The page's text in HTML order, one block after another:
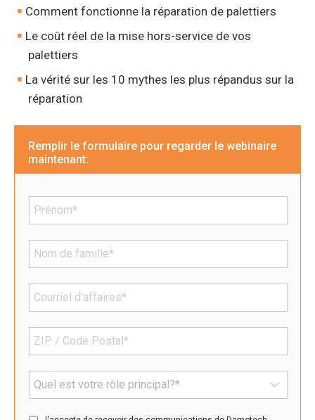
Comment fonctionne la réparation de palettiers
Le coût réel de la mise hors-service de vos
palettiers
La vérité sur les 10 mythes les plus répandus sur la
réparation
Remplir le formulaire pour regarder le webinaire
maintenant: